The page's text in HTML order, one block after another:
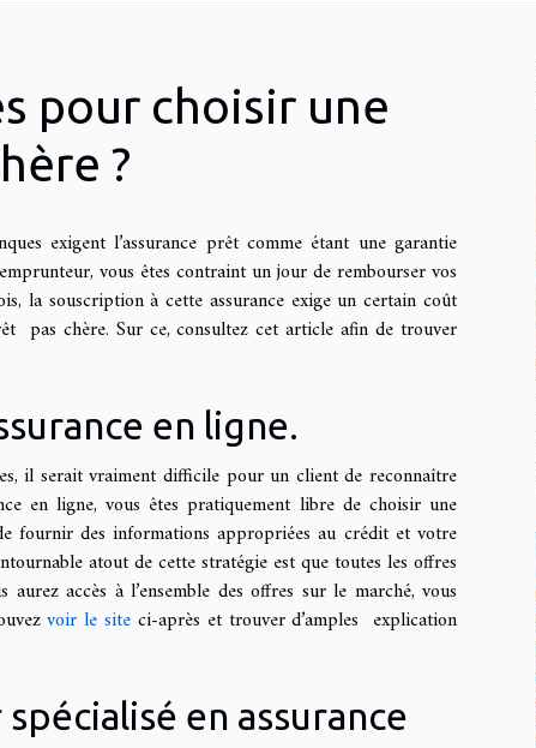
pour choisir une
?
exigent l’assurance prêt comme étant une garantie
vous êtes contraint un jour de rembourser vos
la souscription à cette assurance exige un certain coût
pas chère. Sur ce, consultez cet article afin de trouver
en ligne.
il serait vraiment difficile pour un client de reconnaître
en ligne, vous êtes pratiquement libre de choisir une
fournir des informations appropriées au crédit et votre
atout de cette stratégie est que toutes les offres
accès à l’ensemble des offres sur le marché, vous
voir le site ci-après et trouver d’amples explication
en assurance